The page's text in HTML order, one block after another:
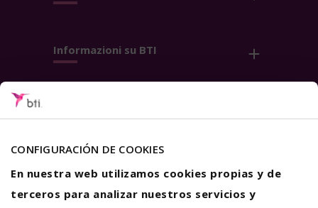
CONFIGURACIÓN DE COOKIES
En nuestra web utilizamos cookies propias y de
terceros para analizar nuestros servicios y
Informazioni su BTI